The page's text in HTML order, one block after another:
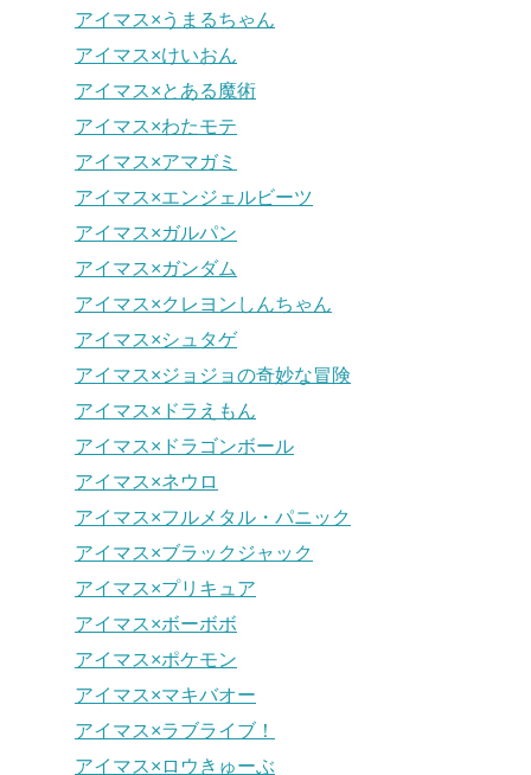
アイマス×うまるちゃん
アイマス×けいおん
アイマス×とある魔術
アイマス×わたモテ
アイマス×アマガミ
アイマス×エンジェルビーツ
アイマス×ガルパン
アイマス×ガンダム
アイマス×クレヨンしんちゃん
アイマス×シュタゲ
アイマス×ジョジョの奇妙な冒険
アイマス×ドラえもん
アイマス×ドラゴンボール
アイマス×ネウロ
アイマス×フルメタル・パニック
アイマス×ブラックジャック
アイマス×プリキュア
アイマス×ボーボボ
アイマス×ポケモン
アイマス×マキバオー
アイマス×ラブライブ！
アイマス×ロウきゅーぶ